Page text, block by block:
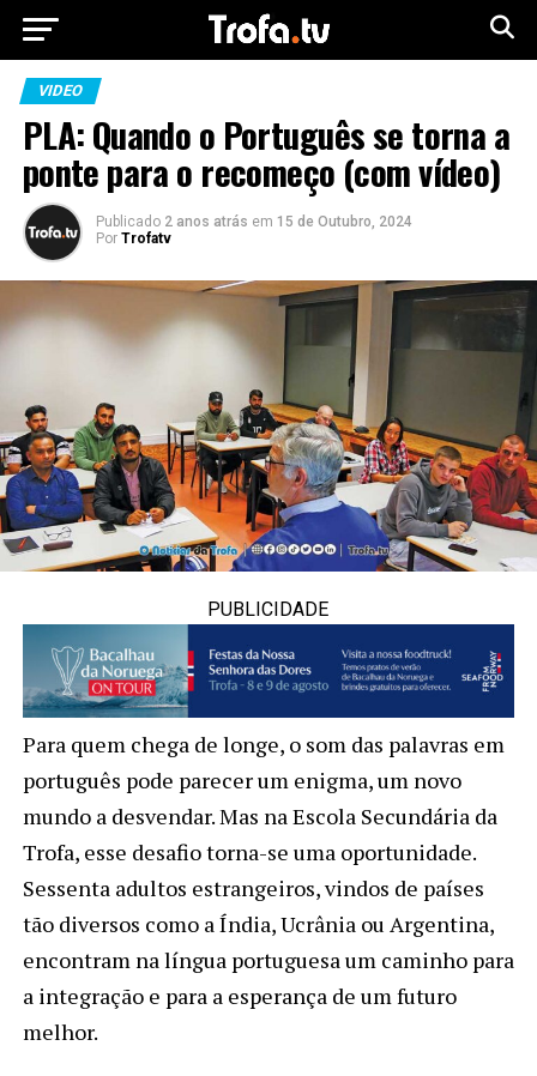
VIDEO
PLA: Quando o Português se torna a
ponte para o recomeço (com vídeo)
Publicado 2 anos atrás em 15 de Outubro, 2024
Por Trofatv
PUBLICIDADE
Para quem chega de longe, o som das palavras em
português pode parecer um enigma, um novo
mundo a desvendar. Mas na Escola Secundária da
Trofa, esse desafio torna-se uma oportunidade.
Sessenta adultos estrangeiros, vindos de países
tão diversos como a Índia, Ucrânia ou Argentina,
encontram na língua portuguesa um caminho para
a integração e para a esperança de um futuro
melhor.